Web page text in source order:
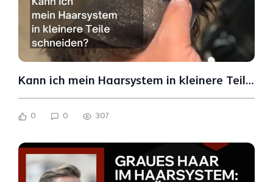
Kann ich mein Haarsystem in kleinere Teile
schneiden?
0 0 307